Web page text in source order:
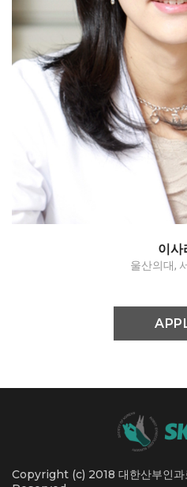
Adnexectomy /
이사
울산의대,
Copyright (c) 2018 대한산부인